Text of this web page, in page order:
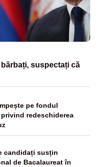
suspectați că
pe fondul
redeschiderea
candidați susțin
de Bacalaureat în